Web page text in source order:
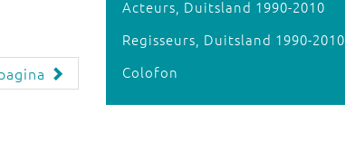
Acteurs, Duitsland 1990-2010
Regisseurs, Duitsland 1990-2010
Colofon